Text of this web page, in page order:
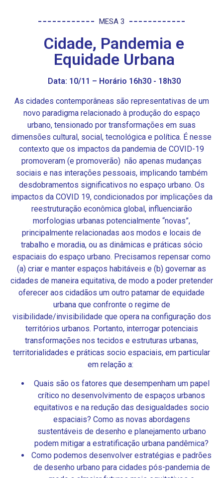
MESA 3
Cidade, Pandemia e
Equidade Urbana
Data: 10/11 – Horário 16h30 - 18h30
As cidades contemporâneas são representativas de um
novo paradigma relacionado à produção do espaço
urbano, tensionado por transformações em suas
dimensões cultural, social, tecnológica e política. É nesse
contexto que os impactos da pandemia de COVID-19
promoveram (e promoverão) não apenas mudanças
sociais e nas interações pessoais, implicando também
desdobramentos significativos no espaço urbano. Os
impactos da COVID 19, condicionados por implicações da
reestruturação econômica global, influenciarão
morfologias urbanas potencialmente “novas”,
principalmente relacionadas aos modos e locais de
trabalho e moradia, ou as dinâmicas e práticas sócio
espaciais do espaço urbano. Precisamos repensar como
(a) criar e manter espaços habitáveis e (b) governar as
cidades de maneira equitativa, de modo a poder pretender
oferecer aos cidadãos um outro patamar de equidade
urbana que confronte o regime de
visibilidade/invisibilidade que opera na configuração dos
territórios urbanos. Portanto, interrogar potenciais
transformações nos tecidos e estruturas urbanas,
territorialidades e práticas socio espaciais, em particular
em relação a:
Quais são os fatores que desempenham um papel
crítico no desenvolvimento de espaços urbanos
equitativos e na redução das desigualdades socio
espaciais? Como as novas abordagens
sustentáveis de desenho e planejamento urbano
podem mitigar a estratificação urbana pandêmica?
Como podemos desenvolver estratégias e padrões
de desenho urbano para cidades pós-pandemia de